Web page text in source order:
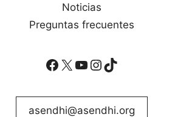
Noticias
Preguntas frecuentes
Facebook
X YouTube
Instagram
TikTok
asendhi@asendhi.org